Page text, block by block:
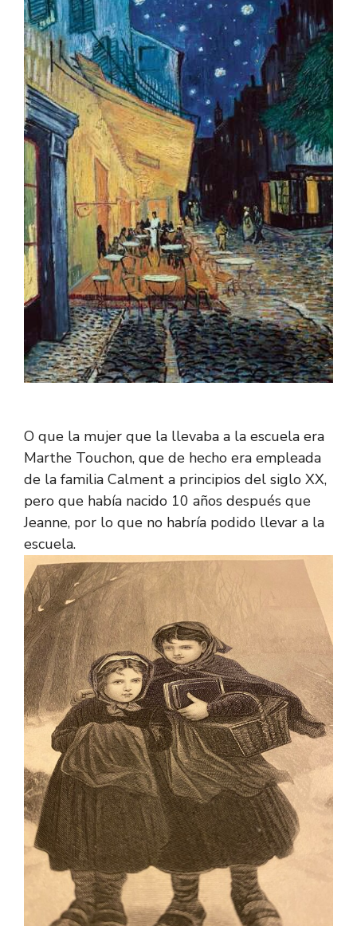
O que la mujer que la llevaba a la escuela era
Marthe Touchon, que de hecho era empleada
de la familia Calment a principios del siglo XX,
pero que había nacido 10 años después que
Jeanne, por lo que no habría podido llevar a la
escuela.